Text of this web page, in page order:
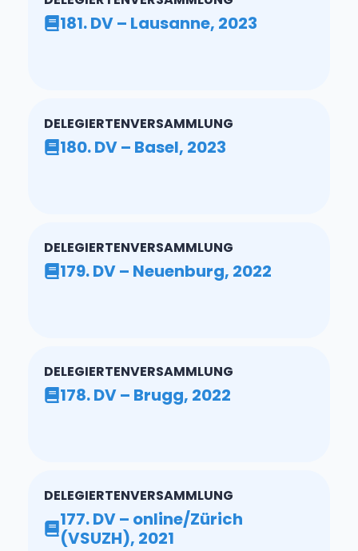
181. DV – Lausanne, 2023
DELEGIERTENVERSAMMLUNG
180. DV – Basel, 2023
DELEGIERTENVERSAMMLUNG
179. DV – Neuenburg, 2022
DELEGIERTENVERSAMMLUNG
178. DV – Brugg, 2022
DELEGIERTENVERSAMMLUNG
177. DV – online/Zürich
(VSUZH), 2021